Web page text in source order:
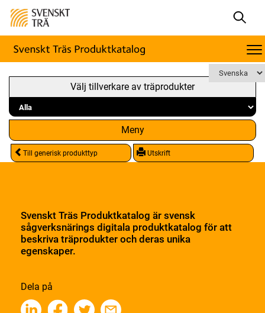
Välj tillverkare av träprodukter
Meny
Till generisk produkttyp Utskrift
Svenskt Träs Produktkatalog är svensk
sågverksnärings digitala produktkatalog för att
beskriva träprodukter och deras unika
egenskaper.
Dela på